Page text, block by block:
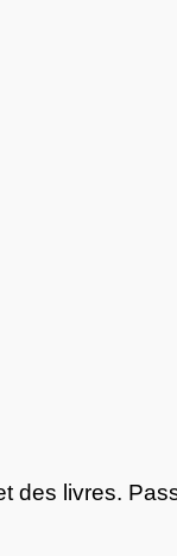
livres.